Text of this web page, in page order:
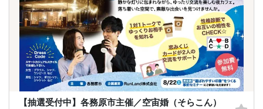
【抽選受付中】各務原市主催／空宙婚（そらこん）